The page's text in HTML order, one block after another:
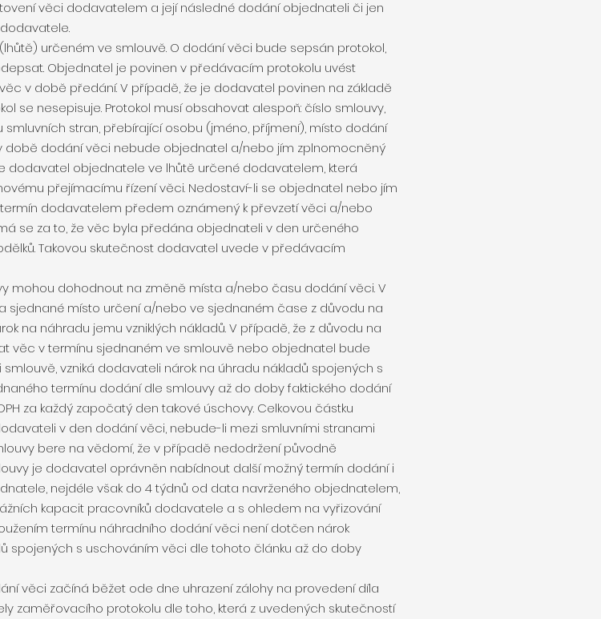
věci dodavatelem a její následné dodání objednateli či jen
určeném ve smlouvě. O dodání věci bude sepsán protokol,
Objednatel je povinen v předávacím protokolu uvést
v době předání. V případě, že je dodavatel povinen na základě
se nesepisuje. Protokol musí obsahovat alespoň: číslo smlouvy,
stran, přebírající osobu (jméno, příjmení), místo dodání
době dodání věci nebude objednatel a/nebo jím zplnomocněný
dodavatel objednatele ve lhůtě určené dodavatelem, která
přejímacímu řízení věci. Nedostaví-li se objednatel nebo jím
dodavatelem předem oznámený k převzetí věci a/nebo
se za to, že věc byla předána objednateli v den určeného
Takovou skutečnost dodavatel uvede v předávacím
mohou dohodnout na změně místa a/nebo času dodání věci. V
sjednané místo určení a/nebo ve sjednaném čase z důvodu na
na náhradu jemu vzniklých nákladů. V případě, že z důvodu na
věc v termínu sjednaném ve smlouvě nebo objednatel bude
vzniká dodavateli nárok na úhradu nákladů spojených s
termínu dodání dle smlouvy až do doby faktického dodání
za každý započatý den takové úschovy. Celkovou částku
v den dodání věci, nebude-li mezi smluvními stranami
bere na vědomí, že v případě nedodržení původně
je dodavatel oprávněn nabídnout další možný termín dodání i
nejdéle však do 4 týdnů od data navrženého objednatelem,
kapacit pracovníků dodavatele a s ohledem na vyřizování
termínu náhradního dodání věci není dotčen nárok
spojených s uschováním věci dle tohoto článku až do doby
věci začíná běžet ode dne uhrazení zálohy na provedení díla
zaměřovacího protokolu dle toho, která z uvedených skutečností